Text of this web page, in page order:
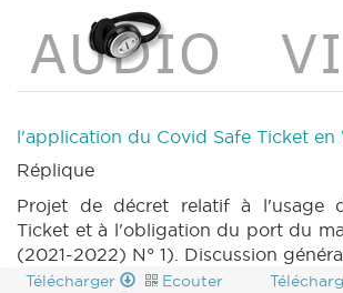
DECRET 695 n7 (2021-2022)
DECRET 695 n8 (2021-2022)
DECRET 544 n1 (2020-2021) (PDF)
n2 (2020-2021) (PDF)
|
(2020-2021) (PDF)
2021) (PDF)
(PDF)
|DECRET 544 n6
|BT 48 (2021-2022) (PDF)
(2021-2022) (PDF)
|CRIC
(PDF)
|
l'application du Covid Safe Ticket en
Réplique
Projet de décret relatif à l'usage
Ticket et à l'obligation du port du
(2021-2022) N° 1). Discussion
Télécharger Ecouter